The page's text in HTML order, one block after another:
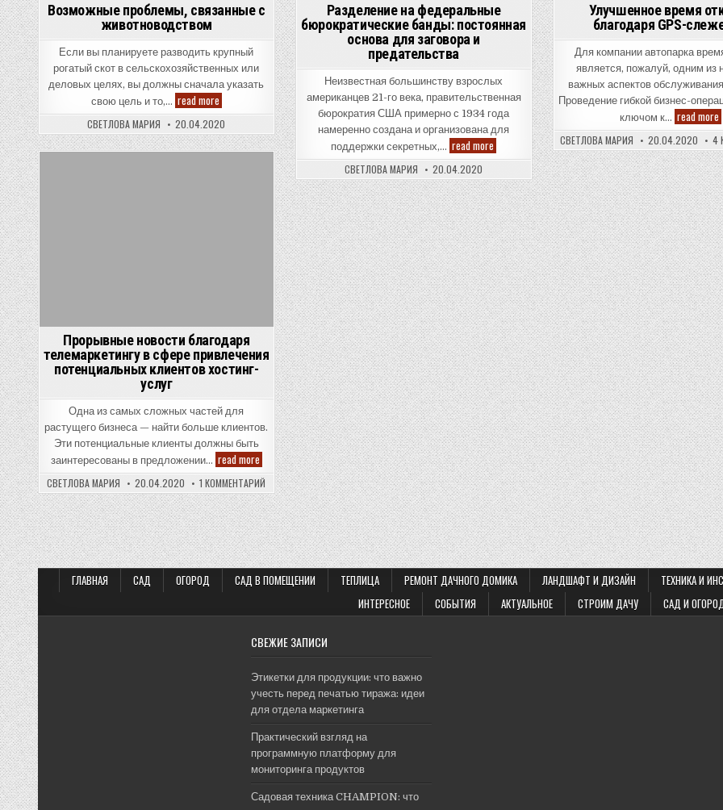
Возможные проблемы, связанные с
животноводством
Если вы планируете разводить крупный
рогатый скот в сельскохозяйственных или
деловых целях, вы должны сначала указать
свою цель и то,… read moreВозможные
проблемы,
связанные
с
животноводством
СВЕТЛОВА МАРИЯ 20.04.2020
Разделение на федеральные
бюрократические банды: постоянная
основа для заговора и
предательства
Неизвестная большинству взрослых
американцев 21-го века, правительственная
бюрократия США примерно с 1934 года
намеренно создана и организована для
поддержки секретных,… read more Разделение
на
федеральные
бюрократические
банды:
постоянная
основа
для
заговора
и
предательства
СВЕТЛОВА МАРИЯ 20.04.2020
Улучшенное время
благодаря GPS-
Для компании автопарка
является, пожалуй, одним из
важных аспектов
Проведение гибкой бизнес-
ключом к… read more
СВЕТЛОВА МАРИЯ 20.04.2020 4
Прорывные новости благодаря
телемаркетингу в сфере привлечения
потенциальных клиентов хостинг-
услуг
Одна из самых сложных частей для
растущего бизнеса — найти больше клиентов.
Эти потенциальные клиенты должны быть
заинтересованы в предложении… read moreПрорывные
новости
благодаря
телемаркетингу
в
сфере
привлечения
потенциальных
клиентов
хостинг-
услуг
СВЕТЛОВА МАРИЯ 20.04.2020 1 КОММЕНТАРИЙ
ЗАПИСИ
ПРОРЫВНЫЕ
НОВОСТИ
БЛАГОДАРЯ
ТЕЛЕМАРКЕТИНГУ
В
СФЕРЕ
ПРИВЛЕЧЕНИЯ
ПОТЕНЦИАЛЬНЫХ
КЛИЕНТОВ
ХОСТИНГ-
ГЛАВНАЯ САД ОГОРОД САД В ПОМЕЩЕНИИ ТЕПЛИЦА РЕМОНТ ДАЧНОГО ДОМИКА ЛАНДШАФТ И ДИЗАЙН ТЕХНИКА И
ИНТЕРЕСНОЕ
СОБЫТИЯ АКТУАЛЬНОЕ СТРОИМ ДАЧУ САД И
СВЕЖИЕ ЗАПИСИ
Этикетки для продукции: что важно
учесть перед печатью тиража: идеи
для отдела маркетинга
Практический взгляд на
программную платформу для
мониторинга продуктов
Садовая техника CHAMPION: что